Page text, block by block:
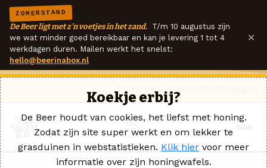
ZOMERSTAND
De Beer ligt met z'n voetjes in het zand. T/m 10 augustus zijn
we wat minder goed bereikbaar en kan je levering 1 tot 4
werkdagen duren. Mailen werkt het snelst:
hello@beerinabox.nl
×
Koekje erbij?
De Beer houdt van cookies, het liefst met honing.
Zodat zijn site super werkt en om lekker te
grasduinen in webstatistieken. Klik hier voor meer
informatie over zijn honingwafels.